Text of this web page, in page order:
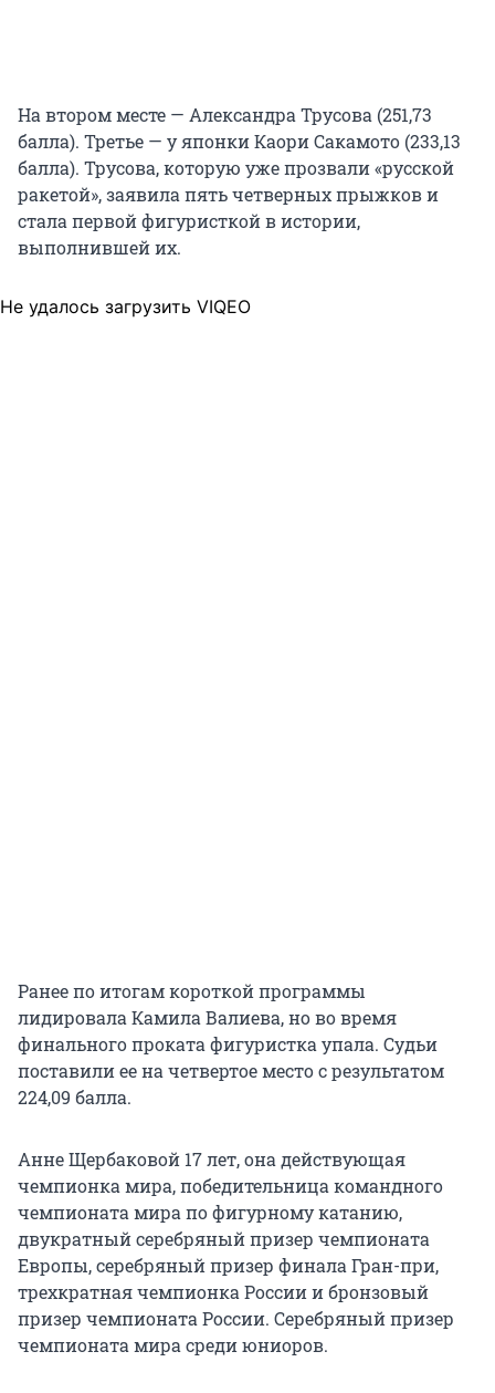
На втором месте — Александра Трусова (251,73
балла). Третье — у японки Каори Сакамото (233,13
балла). Трусова, которую уже прозвали «русской
ракетой», заявила пять четверных прыжков и
стала первой фигуристкой в истории,
выполнившей их.
Не удалось загрузить VIQEO
Ранее по итогам короткой программы
лидировала Камила Валиева, но во время
финального проката фигуристка упала. Судьи
поставили ее на четвертое место с результатом
224,09 балла.
Анне Щербаковой 17 лет, она действующая
чемпионка мира, победительница командного
чемпионата мира по фигурному катанию,
двукратный серебряный призер чемпионата
Европы, серебряный призер финала Гран-при,
трехкратная чемпионка России и бронзовый
призер чемпионата России. Серебряный призер
чемпионата мира среди юниоров.